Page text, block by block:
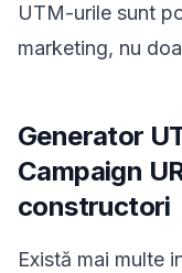
UTM-urile sunt
marketing, nu
Generator
Campaign
constructori
Există mai multe